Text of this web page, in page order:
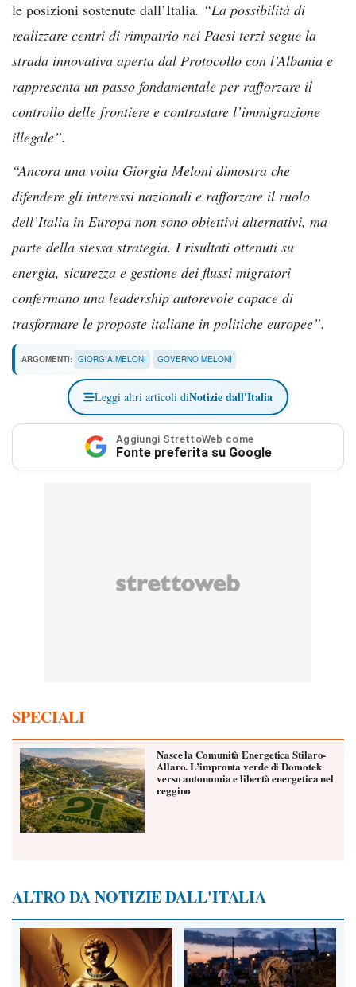
le posizioni sostenute dall’Italia. “La possibilità di
realizzare centri di rimpatrio nei Paesi terzi segue la
strada innovativa aperta dal Protocollo con l’Albania e
rappresenta un passo fondamentale per rafforzare il
controllo delle frontiere e contrastare l’immigrazione
illegale”.
“Ancora una volta Giorgia Meloni dimostra che
difendere gli interessi nazionali e rafforzare il ruolo
dell’Italia in Europa non sono obiettivi alternativi, ma
parte della stessa strategia. I risultati ottenuti su
energia, sicurezza e gestione dei flussi migratori
confermano una leadership autorevole capace di
trasformare le proposte italiane in politiche europee”.
ARGOMENTI: GIORGIA MELONI GOVERNO MELONI
Leggi altri articoli diNotizie dall'Italia
Aggiungi StrettoWeb come
Fonte preferita su Google
SPECIALI
Nasce la Comunità Energetica Stilaro-
Allaro. L’impronta verde di Domotek
verso autonomia e libertà energetica nel
reggino
ALTRO DA NOTIZIE DALL'ITALIA